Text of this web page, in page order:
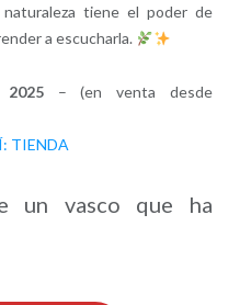
tiene el poder de
a escucharla.
– (en venta desde
TIENDA
un vasco que ha